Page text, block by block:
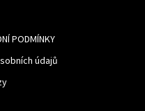
PODMÍNKY
údajů